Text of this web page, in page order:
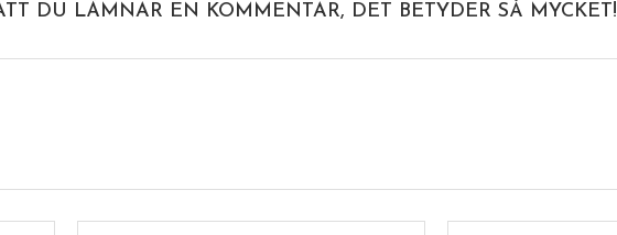
DU LÄMNAR EN KOMMENTAR, DET BETYDER SÅ MYCKET!